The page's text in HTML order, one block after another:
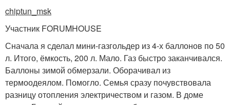
chiptun_msk
Участник FORUMHOUSE
Сначала я сделал мини-газгольдер из 4-х баллонов по 50
л. Итого, ёмкость, 200 л. Мало. Газ быстро заканчивался.
Баллоны зимой обмерзали. Оборачивал из
термоодеялом. Помогло. Семья сразу почувствовала
разницу отопления электричеством и газом. В доме